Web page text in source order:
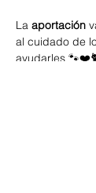
La aportación
al cuidado de
ayudarles